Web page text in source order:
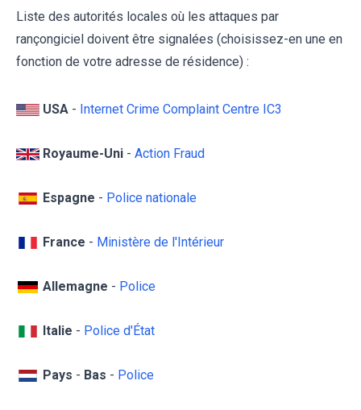
Liste des autorités locales où les attaques par
rançongiciel doivent être signalées (choisissez-en une en
fonction de votre adresse de résidence) :
USA - Internet Crime Complaint Centre IC3
Royaume-Uni - Action Fraud
Espagne - Police nationale
France - Ministère de l'Intérieur
Allemagne - Police
Italie - Police d'État
Pays - Bas - Police